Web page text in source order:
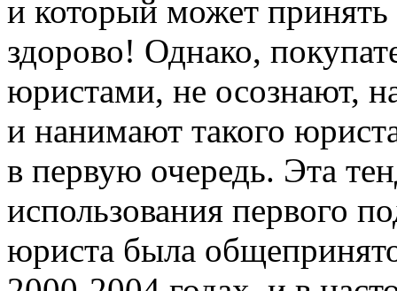
и который может принять
здорово! Однако,
юристами, не осознают,
и нанимают такого
в первую очередь. Эта
использования первого
юриста была